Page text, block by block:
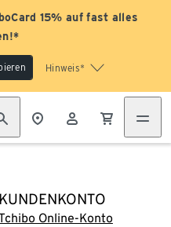
15% auf fast alles
Hinweis*
KUNDENKONTO
Online-Konto